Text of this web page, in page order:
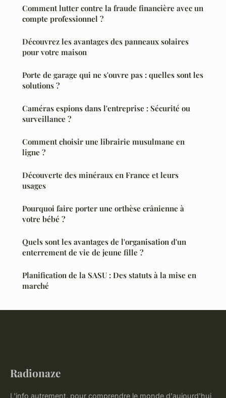
Comment lutter contre la fraude financière avec un
compte professionnel ?
Découvrez les avantages des panneaux solaires
pour votre maison
Porte de garage qui ne s'ouvre pas : quelles sont les
solutions ?
Caméras espions dans l'entreprise : Sécurité ou
surveillance ?
Comment choisir une librairie musulmane en
ligne ?
Découverte des minéraux en France et leurs
usages
Pourquoi faire porter une orthèse crânienne à
votre bébé ?
Quels sont les avantages de l'organisation d'un
enterrement de vie de jeune fille ?
Planification de la SASU : Des statuts à la mise en
marché
Radionaze
L'info autrement, pour comprendre le monde d'aujourd'hui